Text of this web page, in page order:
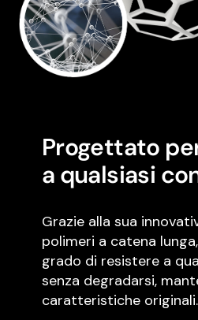
Progettato
a qualsiasi
Grazie alla sua
polimeri a catena
grado di resistere a
senza degradarsi,
caratteristiche originali.